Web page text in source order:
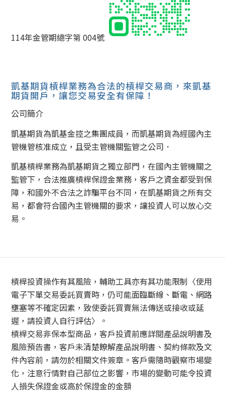
114年金管期總字第 004號
凱基期貨槓桿業務為合法的槓桿交易商，來凱基
期貨開戶，讓您交易安全有保障！
公司簡介
凱基期貨為凱基金控之集團成員，而凱基期貨為經國內主
管機管核准成立，且受主管機關監管之公司．
凱基槓桿業務為凱基期貨之獨立部門，在國內主管機關之
監管下，合法推廣槓桿保證金業務，客戶之資金都受到保
障，和國外不合法之詐騙平台不同，在凱基期貨之所有交
易，都會符合國內主管機關的要求，讓投資人可以放心交
易。
槓桿投資操作有其風險，輔助工具亦有其功能限制〈使用
電子下單交易委託買賣時，仍可能面臨斷線、斷電、網路
壅塞等不確定因素，致使委託買賣無法傳送或接收或延
遲，請投資人自行評估〉。
槓桿交易非保本型商品，客戶投資前應詳閱產品說明書及
風險預告書，客戶未清楚瞭解產品說明書、契約條款及文
件內容前，請勿於相關文件簽章。客戶需隨時觀察市場變
化，注意行情對自己部位之影響，市場的變動可能令投資
人損失保證金或高於保證金的金額